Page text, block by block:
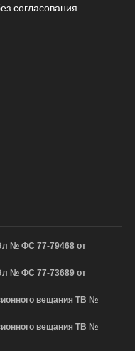
согласования.
№ ФС 77-79468 от
№ ФС 77-73689 от
вещания ТВ №
вещания ТВ №